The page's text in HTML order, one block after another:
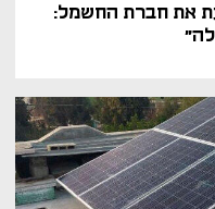
את חברת החשמל: